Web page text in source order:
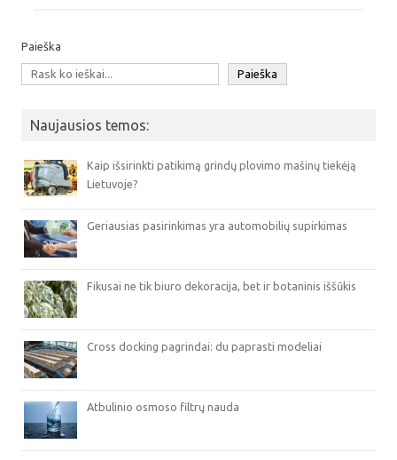
Paieška
Paieška
Naujausios temos:
Kaip išsirinkti patikimą grindų plovimo mašinų tiekėją
Lietuvoje?
Geriausias pasirinkimas yra automobilių supirkimas
Fikusai ne tik biuro dekoracija, bet ir botaninis iššūkis
Cross docking pagrindai: du paprasti modeliai
Atbulinio osmoso filtrų nauda